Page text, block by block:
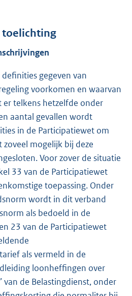
toelichting
gegeven van
voorkomen en waarvan
er telkens hetzelfde onder
aantal gevallen wordt
in de Participatiewet om
mogelijk bij deze
Voor zover de situatie
33 van de Participatiewet
toepassing. Onder
wordt in dit verband
als bedoeld in de
23 van de Participatiewet
als vermeld in de
loonheffingen over
van de Belastingdienst, onder